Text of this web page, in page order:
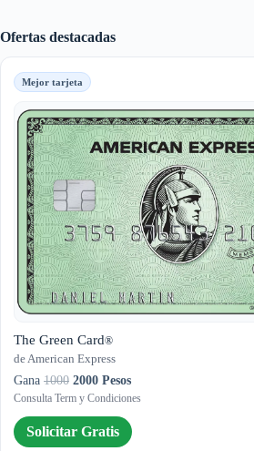
Ofertas destacadas
Mejor tarjeta
The Green Card®
de American Express
Gana 1000 2000 Pesos
Consulta Term y Condiciones
Solicitar Gratis